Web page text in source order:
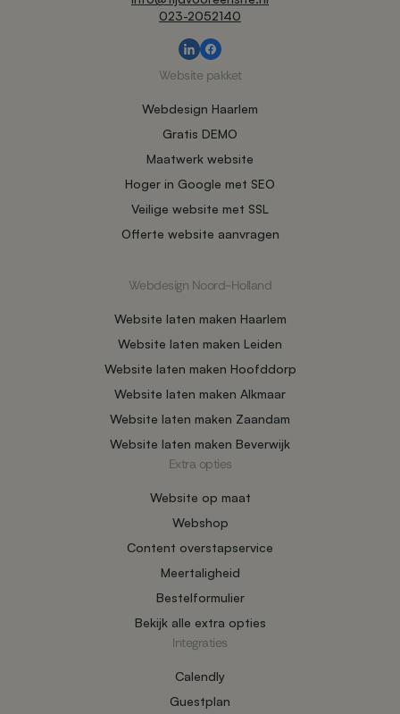
023-2052140
Website pakket
Webdesign Haarlem
Gratis DEMO
Maatwerk website
Hoger in Google met SEO
Veilige website met SSL
Offerte website aanvragen
Webdesign Noord-Holland
Website laten maken Haarlem
Website laten maken Leiden
Website laten maken Hoofddorp
Website laten maken Alkmaar
Website laten maken Zaandam
Website laten maken Beverwijk
Extra opties
Website op maat
Webshop
Content overstapservice
Meertaligheid
Bestelformulier
Bekijk alle extra opties
Integraties
Calendly
Guestplan